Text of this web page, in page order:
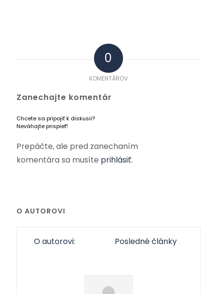
0
KOMENTÁROV
Zanechajte komentár
Chcete sa pripojiť k diskusii?
Neváhajte prispieť!
Prepáčte, ale pred zanechaním
komentára sa musíte prihlásiť.
O AUTOROVI
O autorovi: Posledné články